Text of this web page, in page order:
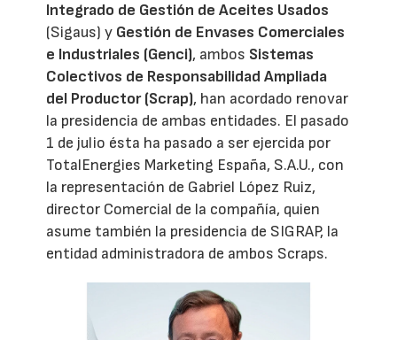
Integrado de Gestión de Aceites Usados
(Sigaus) y Gestión de Envases Comerciales
e Industriales (Genci), ambos Sistemas
Colectivos de Responsabilidad Ampliada
del Productor (Scrap), han acordado renovar
la presidencia de ambas entidades. El pasado
1 de julio ésta ha pasado a ser ejercida por
TotalEnergies Marketing España, S.A.U., con
la representación de Gabriel López Ruiz,
director Comercial de la compañía, quien
asume también la presidencia de SIGRAP, la
entidad administradora de ambos Scraps.